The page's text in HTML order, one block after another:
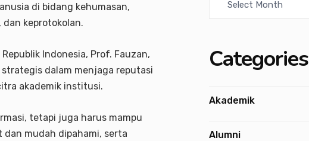
di bidang kehumasan,
keprotokolan.
Indonesia, Prof. Fauzan,
dalam menjaga reputasi
akademik institusi.
tetapi juga harus mampu
dan mudah dipahami, serta
Categories
Akademik
Alumni